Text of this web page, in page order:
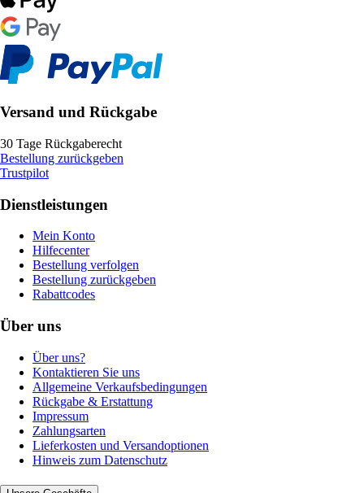
Versand und Rückgabe
30 Tage Rückgaberecht
Bestellung zurückgeben
Trustpilot
Dienstleistungen
Mein Konto
Hilfecenter
Bestellung verfolgen
Bestellung zurückgeben
Rabattcodes
Über uns
Über uns?
Kontaktieren Sie uns
Allgemeine Verkaufsbedingungen
Rückgabe & Erstattung
Impressum
Zahlungsarten
Lieferkosten und Versandoptionen
Hinweis zum Datenschutz